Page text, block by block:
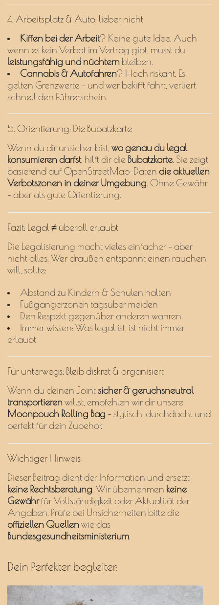
4. Arbeitsplatz & Auto: lieber nicht
Kiffen bei der Arbeit? Keine gute Idee. Auch
wenn es kein Verbot im Vertrag gibt, musst du
leistungsfähig und nüchtern bleiben.
Cannabis & Autofahren? Hoch riskant. Es
gelten Grenzwerte – und wer bekifft fährt, verliert
schnell den Führerschein.
5. Orientierung: Die Bubatzkarte
Wenn du dir unsicher bist, wo genau du legal
konsumieren darfst, hilft dir die Bubatzkarte. Sie zeigt
basierend auf OpenStreetMap-Daten die aktuellen
Verbotszonen in deiner Umgebung. Ohne Gewähr
– aber als gute Orientierung.
Fazit: Legal ≠ überall erlaubt
Die Legalisierung macht vieles einfacher – aber
nicht alles. Wer draußen entspannt einen rauchen
will, sollte:
Abstand zu Kindern & Schulen halten
Fußgängerzonen tagsüber meiden
Den Respekt gegenüber anderen wahren
Immer wissen: Was legal ist, ist nicht immer
erlaubt
Für unterwegs: Bleib diskret & organisiert
Wenn du deinen Joint sicher & geruchsneutral
transportieren willst, empfehlen wir dir unsere
Moonpouch Rolling Bag – stylisch, durchdacht und
perfekt für dein Zubehör.
Wichtiger Hinweis
Dieser Beitrag dient der Information und ersetzt
keine Rechtsberatung. Wir übernehmen keine
Gewährfür Vollständigkeit oder Aktualität der
Angaben. Prüfe bei Unsicherheiten bitte die
offiziellen Quellen wie das
Bundesgesundheitsministerium.
Dein Perfekter begleiter: